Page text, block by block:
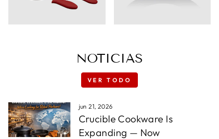
NOTICIAS
VER TODO
jun 21, 2026
Crucible Cookware Is
Expanding — Now